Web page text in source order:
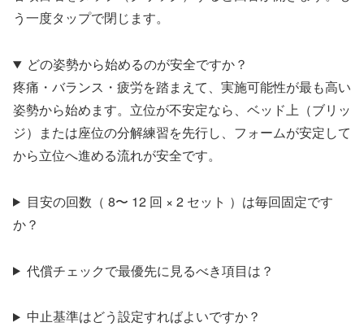
う一度タップで閉じます。
どの姿勢から始めるのが安全ですか？
疼痛・バランス・疲労を踏まえて、実施可能性が最も高い
姿勢から始めます。立位が不安定なら、ベッド上（ブリッ
ジ）または座位の分解練習を先行し、フォームが安定して
から立位へ進める流れが安全です。
目安の回数（ 8〜 12 回 × 2 セット ）は毎回固定です
か？
代償チェックで最優先に見るべき項目は？
中止基準はどう設定すればよいですか？